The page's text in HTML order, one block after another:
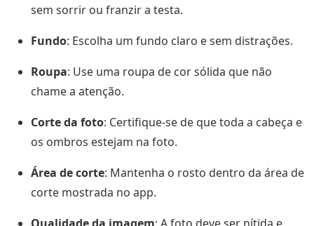
sem sorrir ou franzir a testa.
Fundo: Escolha um fundo claro e sem distrações.
Roupa: Use uma roupa de cor sólida que não
chame a atenção.
Corte da foto: Certifique-se de que toda a cabeça e
os ombros estejam na foto.
Área de corte: Mantenha o rosto dentro da área de
corte mostrada no app.